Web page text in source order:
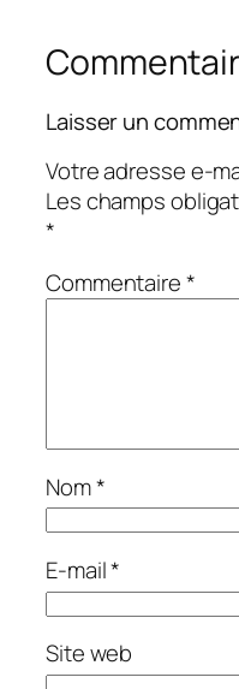
Laisser un
Votre adresse e-
Les champs
*
Commentaire*
Nom*
E-mail*
Site web